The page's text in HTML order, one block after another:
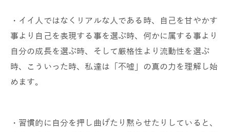
・イイ人ではなくリアルな人である時、自己を甘やかす
事より自己を表現する事を選ぶ時、何かに属する事より
自分の成長を選ぶ時、そして厳格性より流動性を選ぶ
時、こういった時、私達は「不嘘」の真の力を理解し始
めます。
・習慣的に自分を押し曲げたり黙らせたりしていると、